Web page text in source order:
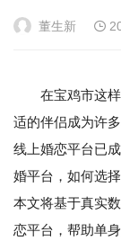
董生新
在宝鸡市这
适的伴侣成为许
线上婚恋平台已
婚平台，如何选
本文将基于真实
恋平台，帮助单